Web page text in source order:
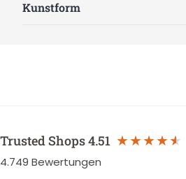
Kunstform
Trusted Shops4.51
4.749 Bewertungen